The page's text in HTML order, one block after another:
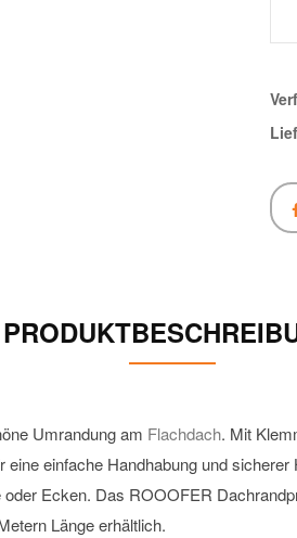
Umrandung am Flachdach. Mit
einfache Handhabung und
Ecken. Das ROOOFER
Länge erhältlich.